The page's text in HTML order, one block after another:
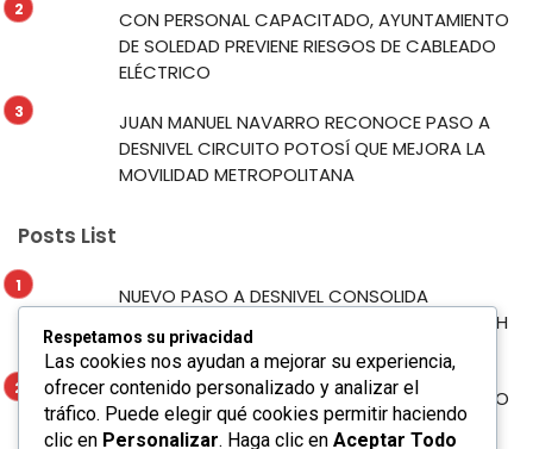
CON PERSONAL CAPACITADO, AYUNTAMIENTO
DE SOLEDAD PREVIENE RIESGOS DE CABLEADO
ELÉCTRICO
JUAN MANUEL NAVARRO RECONOCE PASO A
DESNIVEL CIRCUITO POTOSÍ QUE MEJORA LA
MOVILIDAD METROPOLITANA
Posts List
NUEVO PASO A DESNIVEL CONSOLIDA
LIDERAZGO DE SLP EN INFRAESTRUCTURA: RUTH
GONZÁLEZ
CON PERSONAL CAPACITADO, AYUNTAMIENTO
DE SOLEDAD PREVIENE RIESGOS DE CABLEADO
Respetamos su privacidad
Las cookies nos ayudan a mejorar su experiencia,
ofrecer contenido personalizado y analizar el
tráfico. Puede elegir qué cookies permitir haciendo
clic en Personalizar. Haga clic en Aceptar Todo